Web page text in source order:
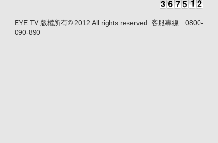
EYE TV 版權所有© 2012 All rights reserved. 客服專線：0800-
090-890